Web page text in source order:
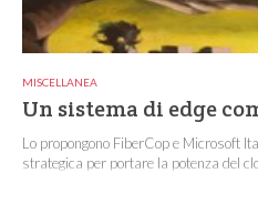
MISCELLANEA
Un sistema di edge
Lo propongono FiberCop e Microsoft
strategica per portare la potenza del